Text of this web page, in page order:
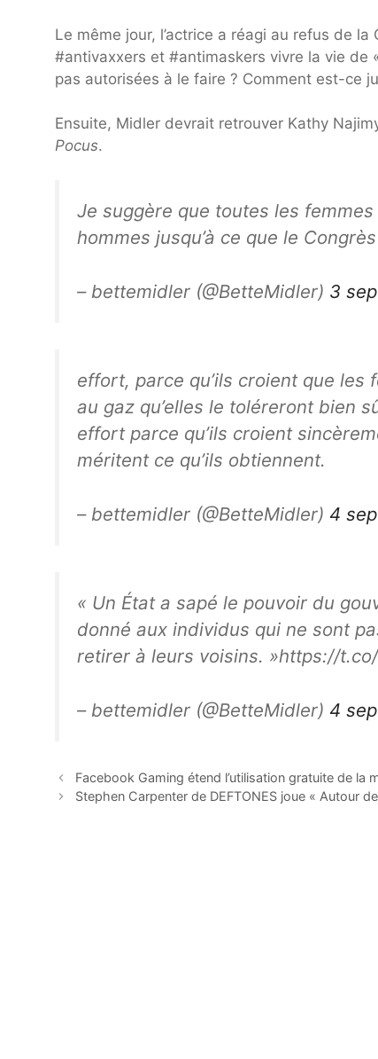
Le même jour, l’actrice a réagi au refus de
#antivaxxers et #antimaskers vivre la vie de
pas autorisées à le faire ? Comment est-ce
Ensuite, Midler devrait retrouver Kathy
Pocus.
Je suggère que toutes les
hommes jusqu’à ce que le
– bettemidler (@BetteMidler) 3
effort, parce qu’ils croient que
au gaz qu’elles le toléreront bien
effort parce qu’ils croient
méritent ce qu’ils obtiennent.
– bettemidler (@BetteMidler) 4
« Un État a sapé le pouvoir du
donné aux individus qui ne sont
retirer à leurs voisins. »https://
– bettemidler (@BetteMidler) 4
Facebook Gaming étend l’utilisation gratuite de la
Stephen Carpenter de DEFTONES joue « Autour